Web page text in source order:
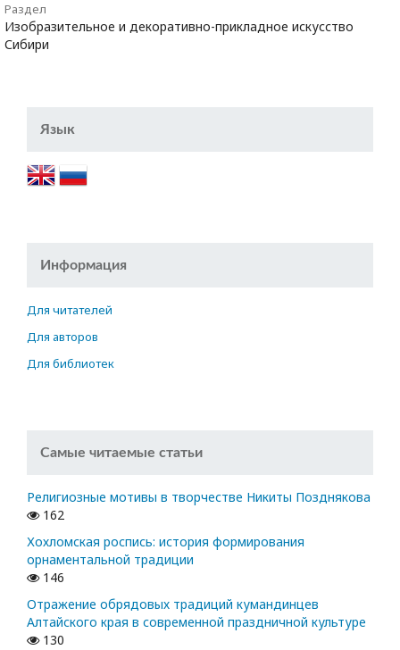
Раздел
Изобразительное и декоративно-прикладное искусство
Сибири
Язык
Информация
Для читателей
Для авторов
Для библиотек
Самые читаемые статьи
Религиозные мотивы в творчестве Никиты Позднякова
162
Хохломская роспись: история формирования
орнаментальной традиции
146
Отражение обрядовых традиций кумандинцев
Алтайского края в современной праздничной культуре
130